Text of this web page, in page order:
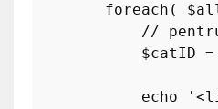
foreach (
//
$catID =
echo